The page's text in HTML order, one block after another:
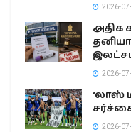
2026-
அதிக
2026-
‘லாஸ்
2026-